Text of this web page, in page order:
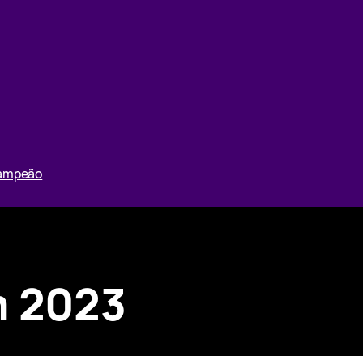
2023